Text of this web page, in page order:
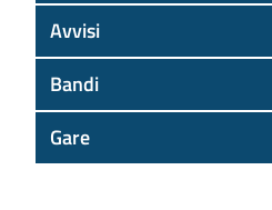
Avvisi
Bandi
Gare